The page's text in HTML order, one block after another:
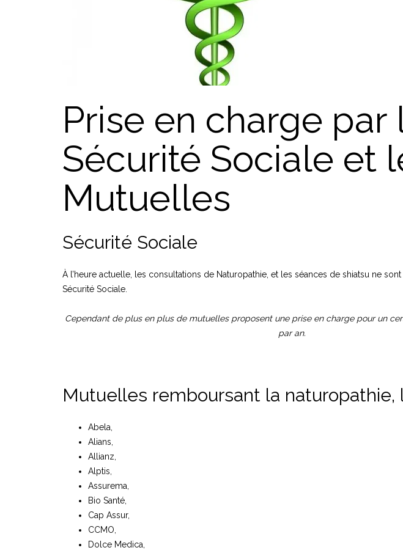
Prise en charge par
Sécurité Sociale et
Mutuelles
Sécurité Sociale
À l’heure actuelle, les consultations de Naturopathie, et les séances de shiatsu ne
Sécurité Sociale.
Cependant de plus en plus de mutuelles proposent une prise en charge pour un
par an.
Mutuelles remboursant la naturopathie,
Abela,
Alians,
Allianz,
Alptis,
Assurema,
Bio Santé,
Cap Assur,
CCMO,
Dolce Medica,